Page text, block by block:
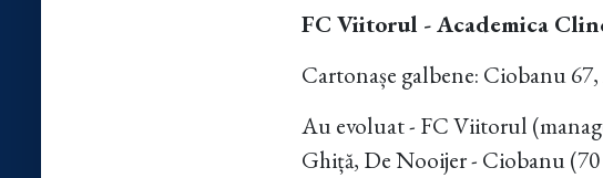
FC Viitorul - Academica
Cartonașe galbene: Ciobanu
Au evoluat - FC Viitorul
Ghiță, De Nooijer - Ciobanu